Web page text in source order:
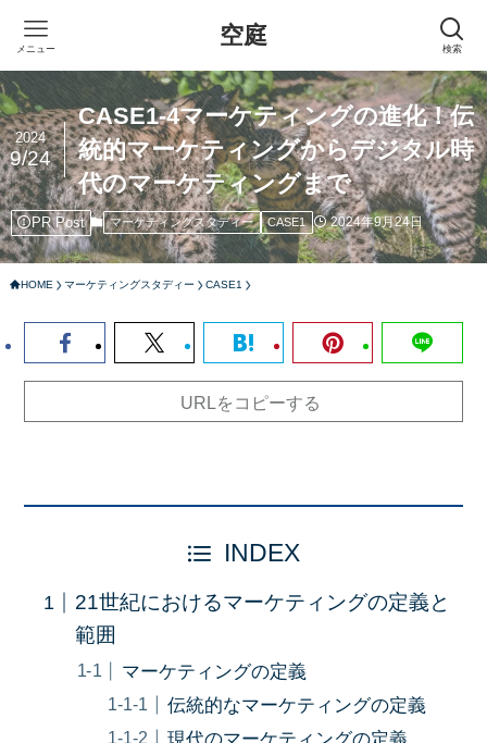
空庭 検索
メニュー
CASE1-4マーケティングの進化！伝
統的マーケティングからデジタル時
代のマーケティングまで
2024
9/24
PR Post マーケティングスタディー CASE1 2024年9月24日
HOME マーケティングスタディー CASE1
URLをコピーする
INDEX
21世紀におけるマーケティングの定義と
範囲
マーケティングの定義
伝統的なマーケティングの定義